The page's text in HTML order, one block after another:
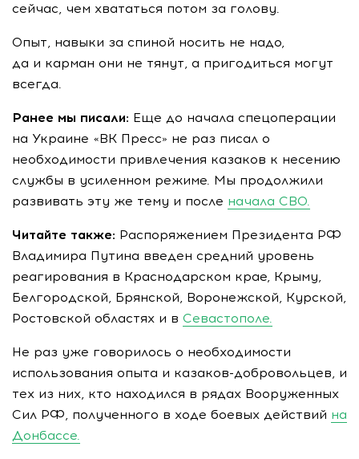
сейчас, чем хвататься потом за голову.
Опыт, навыки за спиной носить не надо,
да и карман они не тянут, а пригодиться могут
всегда.
Ранее мы писали: Еще до начала спецоперации
на Украине «ВК Пресс» не раз писал о
необходимости привлечения казаков к несению
службы в усиленном режиме. Мы продолжили
развивать эту же тему и после начала СВО.
Читайте также: Распоряжением Президента РФ
Владимира Путина введен средний уровень
реагирования в Краснодарском крае, Крыму,
Белгородской, Брянской, Воронежской, Курской,
Ростовской областях и в Севастополе.
Не раз уже говорилось о необходимости
использования опыта и казаков-добровольцев, и
тех из них, кто находился в рядах Вооруженных
Сил РФ, полученного в ходе боевых действий на
Донбассе.